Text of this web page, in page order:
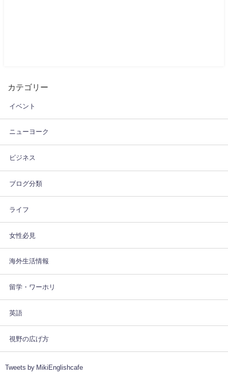
カテゴリー
イベント
ニューヨーク
ビジネス
ブログ分類
ライフ
女性必見
海外生活情報
留学・ワーホリ
英語
視野の広げ方
Tweets by MikiEnglishcafe